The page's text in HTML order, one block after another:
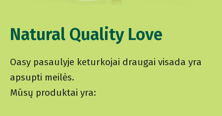
Natural Quality Love
Oasy pasaulyje keturkojai draugai visada yra
apsupti meilės.
Mūsų produktai yra: